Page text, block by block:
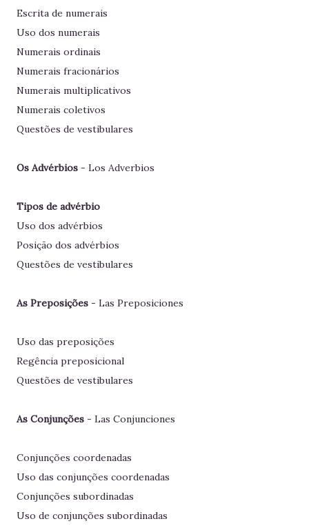
Escrita de numerais
Uso dos numerais
Numerais ordinais
Numerais fracionários
Numerais multiplicativos
Numerais coletivos
Questões de vestibulares
Os Advérbios - Los Adverbios
Tipos de advérbio
Uso dos advérbios
Posição dos advérbios
Questões de vestibulares
As Preposições - Las Preposiciones
Uso das preposições
Regência preposicional
Questões de vestibulares
As Conjunções - Las Conjunciones
Conjunções coordenadas
Uso das conjunções coordenadas
Conjunções subordinadas
Uso de conjunções subordinadas